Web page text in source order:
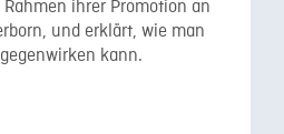
ihrer Promotion an
und erklärt, wie man
kann.